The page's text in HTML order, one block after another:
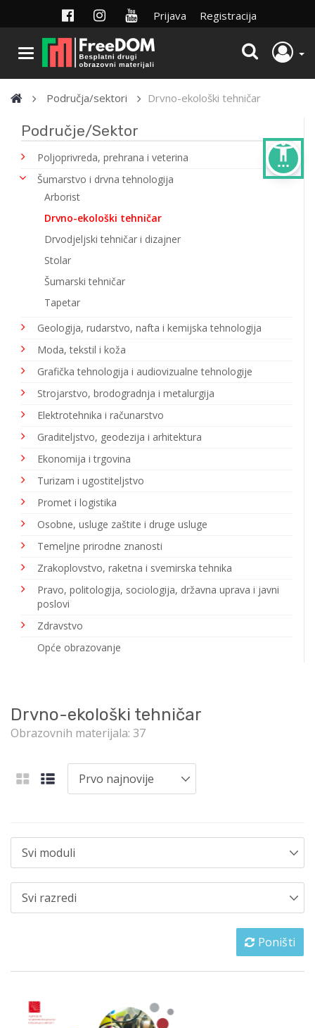
settings_accessibility
Prijava Registracija
Područja/sektori Drvno-ekološki tehničar
Područje/Sektor
Poljoprivreda, prehrana i veterina
Šumarstvo i drvna tehnologija
Arborist
Drvno-ekološki tehničar
Drvodjeljski tehničar i dizajner
Stolar
Šumarski tehničar
Tapetar
Geologija, rudarstvo, nafta i kemijska tehnologija
Moda, tekstil i koža
Grafička tehnologija i audiovizualne tehnologije
Strojarstvo, brodogradnja i metalurgija
Elektrotehnika i računarstvo
Graditeljstvo, geodezija i arhitektura
Ekonomija i trgovina
Turizam i ugostiteljstvo
Promet i logistika
Osobne, usluge zaštite i druge usluge
Temeljne prirodne znanosti
Zrakoplovstvo, raketna i svemirska tehnika
Pravo, politologija, sociologija, državna uprava i javni
poslovi
Zdravstvo
Opće obrazovanje
Drvno-ekološki tehničar
Obrazovnih materijala: 37
Poništi